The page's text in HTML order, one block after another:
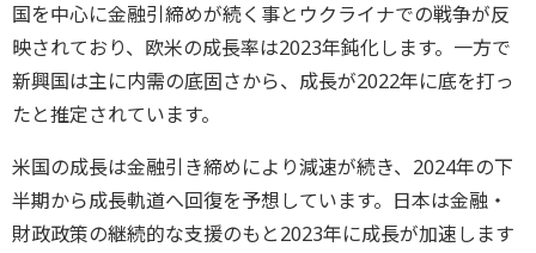
国を中心に金融引締めが続く事とウクライナでの戦争が反
映されており、欧米の成長率は2023年鈍化します。一方で
新興国は主に内需の底固さから、成長が2022年に底を打っ
たと推定されています。
米国の成長は金融引き締めにより減速が続き、2024年の下
半期から成長軌道へ回復を予想しています。日本は金融・
財政政策の継続的な支援のもと2023年に成長が加速します